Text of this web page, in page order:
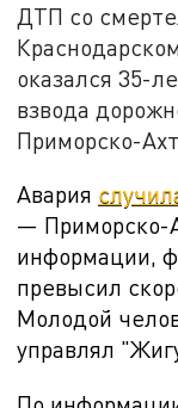
ДТП со
оказался 35-
взвода
Приморско-
Авария
— Приморско-
информации,
превысил
Молодой
управлял